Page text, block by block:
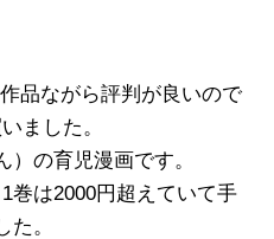
品ながら評判が良いので
ました。
の育児漫画です。
巻は2000円超えていて手
。